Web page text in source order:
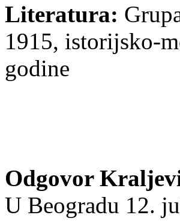
Literatura:
1915, istorijsko-
godine
Odgovor
U Beogradu 12.